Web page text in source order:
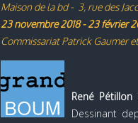
Maison de la bd - 3, rue des
23 novembre 2018 - 23 février
Commissariat Patrick Gaumer
René Pétillon
Dessinant